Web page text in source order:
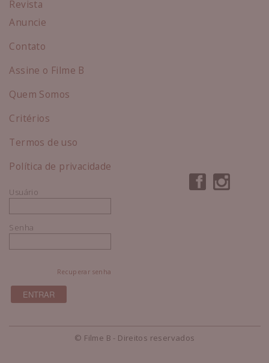
Revista
Anuncie
Contato
Assine o Filme B
Quem Somos
Critérios
Termos de uso
Política de privacidade
Usuário
Senha
Recuperar senha
© Filme B - Direitos reservados